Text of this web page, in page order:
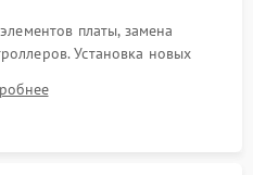
платы, замена
Установка новых
затвора или двигателя
геометрии тубуса объектива